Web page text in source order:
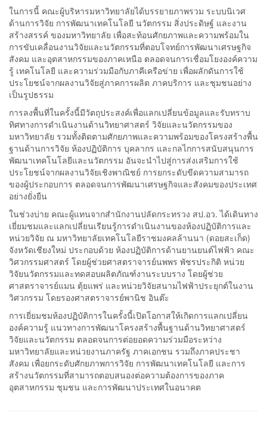
ในการนี้ คณะผู้บริหารมหาวิทยาลัยได้บรรยายภาพรวม ระบบนิเวศ
ด้านการวิจัย การพัฒนาเทคโนโลยี นวัตกรรม สิ่งประดิษฐ์ และงาน
สร้างสรรค์ ของมหาวิทยาลัย เพื่อสะท้อนศักยภาพและความพร้อมใน
การขับเคลื่อนงานวิจัยและนวัตกรรมที่ตอบโจทย์การพัฒนาเศรษฐกิจ
สังคม และอุตสาหกรรมของภาคเหนือ ตลอดจนการเชื่อมโยงองค์ความ
รู้ เทคโนโลยี และความร่วมมือกับภาคีเครือข่าย เพื่อผลักดันการใช้
ประโยชน์จากผลงานวิจัยสู่ภาคการผลิต ภาคบริการ และชุมชนอย่าง
เป็นรูปธรรม
การลงพื้นที่ในครั้งนี้มีวัตถุประสงค์เพื่อแลกเปลี่ยนข้อมูลและรับทราบ
ทิศทางการดำเนินงานด้านวิทยาศาสตร์ วิจัยและนวัตกรรมของ
มหาวิทยาลัย รวมทั้งติดตามศักยภาพและความพร้อมของโครงสร้างพื้น
ฐานด้านการวิจัย ห้องปฏิบัติการ บุคลากร และกลไกการสนับสนุนการ
พัฒนาเทคโนโลยีและนวัตกรรม อันจะนำไปสู่การส่งเสริมการใช้
ประโยชน์จากผลงานวิจัยเชิงพาณิชย์ การยกระดับขีดความสามารถ
ของผู้ประกอบการ ตลอดจนการพัฒนาเศรษฐกิจและสังคมของประเทศ
อย่างยั่งยืน
ในช่วงบ่าย คณะผู้แทนจากสำนักงานปลัดกระทรวง สป.อว. ได้เดินทาง
เยี่ยมชมและแลกเปลี่ยนเรียนรู้การดำเนินงานของห้องปฏิบัติการและ
หน่วยวิจัย ณ มหาวิทยาลัยเทคโนโลยีราชมงคลล้านนา (ดอยสะเก็ด)
จังหวัดเชียงใหม่ ประกอบด้วย ห้องปฏิบัติการด้านยานยนต์ไฟฟ้า คณะ
วิศวกรรมศาสตร์ โดยผู้ช่วยศาสตราจารย์นพพร พัชรประกิติ หน่วย
วิจัยนวัตกรรมและทดสอบผลิตภัณฑ์งานระบบราง โดยผู้ช่วย
ศาสตราจารย์แมน ตุ้ยแพร่ และหน่วยวิจัยสนามไฟฟ้าประยุกต์ในงาน
วิศวกรรม โดยรองศาสตราจารย์พานิช อินต๊ะ
การเยี่ยมชมห้องปฏิบัติการในครั้งนี้เปิดโอกาสให้เกิดการแลกเปลี่ยน
องค์ความรู้ แนวทางการพัฒนาโครงสร้างพื้นฐานด้านวิทยาศาสตร์
วิจัยและนวัตกรรม ตลอดจนการต่อยอดความร่วมมือระหว่าง
มหาวิทยาลัยและหน่วยงานภาครัฐ ภาคเอกชน รวมถึงภาคประชา
สังคม เพื่อยกระดับศักยภาพการวิจัย การพัฒนาเทคโนโลยี และการ
สร้างนวัตกรรมที่สามารถตอบสนองต่อความต้องการของภาค
อุตสาหกรรม ชุมชน และการพัฒนาประเทศในอนาคต